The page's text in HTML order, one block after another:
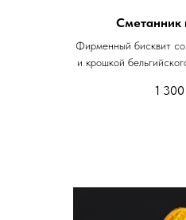
Сметанник
Фирменный бисквит
и крошкой
1 300